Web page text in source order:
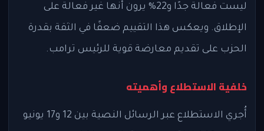
ليست فعالة جدًا و22% يرون أنها غير فعالة على
الإطلاق. ويعكس هذا التقييم ضعفًا في الثقة بقدرة
الحزب على تقديم معارضة قوية للرئيس ترامب.
خلفية الاستطلاع وأهميته
أُجري الاستطلاع عبر الرسائل النصية بين 12 و17 يونيو